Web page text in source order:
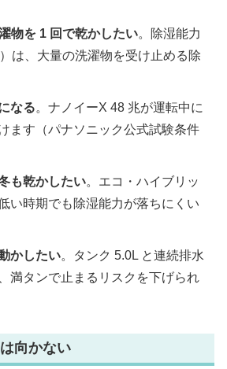
物を 1 回で乾かしたい。除湿能力
は、大量の洗濯物を受け止める除
なる。ナノイーX 48 兆が運転中に
ます（パナソニック公式試験条件
も乾かしたい。エコ・ハイブリッ
い時期でも除湿能力が落ちにくい
かしたい。タンク 5.0L と連続排水
満タンで止まるリスクを下げられ
向かない